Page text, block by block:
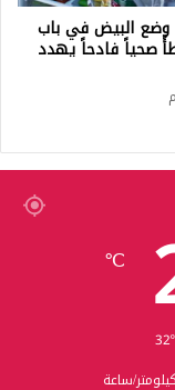
وضع البيض في باب
صحياً فادحاً يهدد
℃